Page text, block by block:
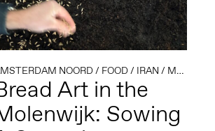
NOORD / FOOD / IRAN / MOLENWIJK
Art in the
Sowing